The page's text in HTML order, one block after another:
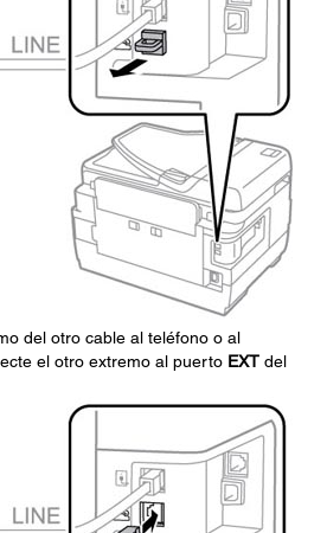
del otro cable al teléfono o al
el otro extremo al puerto EXT del